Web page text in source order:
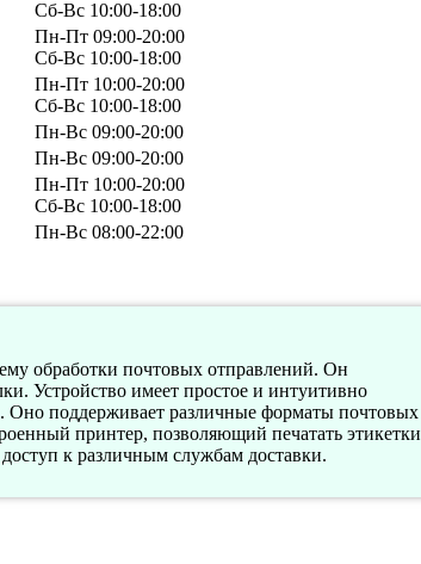
Сб-Вс 10:00-18:00
Пн-Пт 09:00-20:00
Сб-Вс 10:00-18:00
Пн-Пт 10:00-20:00
Сб-Вс 10:00-18:00
Пн-Вс 09:00-20:00
Пн-Вс 09:00-20:00
Пн-Пт 10:00-20:00
Сб-Вс 10:00-18:00
Пн-Вс 08:00-22:00
обработки почтовых отправлений. Он
Устройство имеет простое и интуитивно
Оно поддерживает различные форматы почтовых
принтер, позволяющий печатать этикетки
к различным службам доставки.